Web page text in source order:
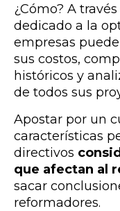
¿Cómo? A
dedicado a la
empresas
sus costos,
históricos y
de todos sus
Apostar por un
características
directivos
que afectan al
sacar
reformadores.